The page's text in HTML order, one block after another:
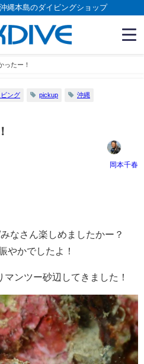
縄本島のダイビングショップ
ったー！
ング pickup 沖縄
岡本千春
なさん楽しめましたかー？
やかでしたよ！
ンツー砂辺してきました！